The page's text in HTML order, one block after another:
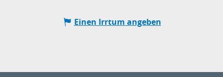
Einen Irrtum angeben